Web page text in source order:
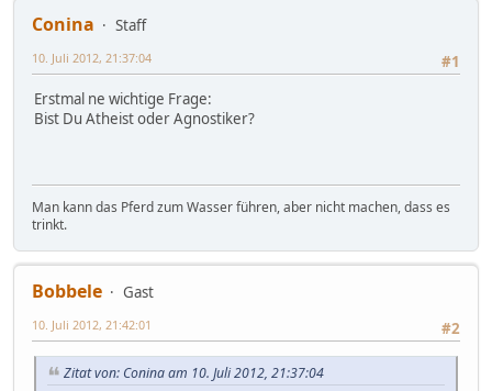
Conina
Staff
#1
10. Juli 2012, 21:37:04
Erstmal ne wichtige Frage:
Bist Du Atheist oder Agnostiker?
Man kann das Pferd zum Wasser führen, aber nicht machen, dass es
trinkt.
Bobbele
Gast
#2
10. Juli 2012, 21:42:01
Zitat von: Conina am 10. Juli 2012, 21:37:04